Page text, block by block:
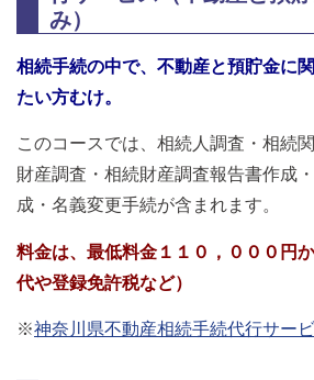
み）
相続手続の中で、不動産と預貯金に
たい方むけ。
このコースでは、相続人調査・相続
財産調査・相続財産調査報告書作成
成・名義変更手続が含まれます。
料金は、最低料金１１０，０００円
代や登録免許税など）
※神奈川県不動産相続手続代行サー